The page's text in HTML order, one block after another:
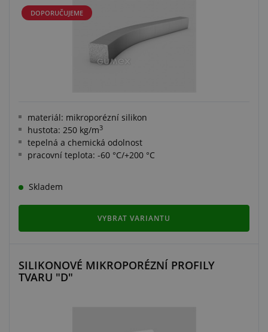
DOPORUČUJEME
materiál: mikroporézní silikon
hustota: 250 kg/m3
tepelná a chemická odolnost
pracovní teplota: -60 °C/+200 °C
Skladem
VYBRAT VARIANTU
SILIKONOVÉ MIKROPORÉZNÍ PROFILY
TVARU "D"